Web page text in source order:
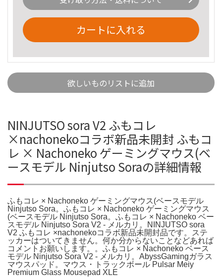
カートに入れる
欲しいものリストに追加
NINJUTSO sora V2 ふもコレ
×nachonekoコラボ新品未開封 ふもコ
レ × Nachoneko ゲーミングマウス(ベ
ースモデル Ninjutso Soraの詳細情報
ふもコレ × Nachoneko ゲーミングマウス(ベースモデル
Ninjutso Sora。ふもコレ × Nachoneko ゲーミングマウス
(ベースモデル Ninjutso Sora。ふもコレ × Nachoneko ベー
スモデル Ninjutso Sora V2 - メルカリ。NINJUTSO sora
V2 ふもコレ ×nachonekoコラボ新品未開封品です。ステ
ッカーはついてきません。何か分からないことなどあれば
コメントお願いします。。ふもコレ × Nachoneko ベース
モデル Ninjutso Sora V2 - メルカリ。AbyssGamingガラス
マウスパッド。マウス・トラックボール Pulsar Meiy
Premium Glass Mousepad XLE